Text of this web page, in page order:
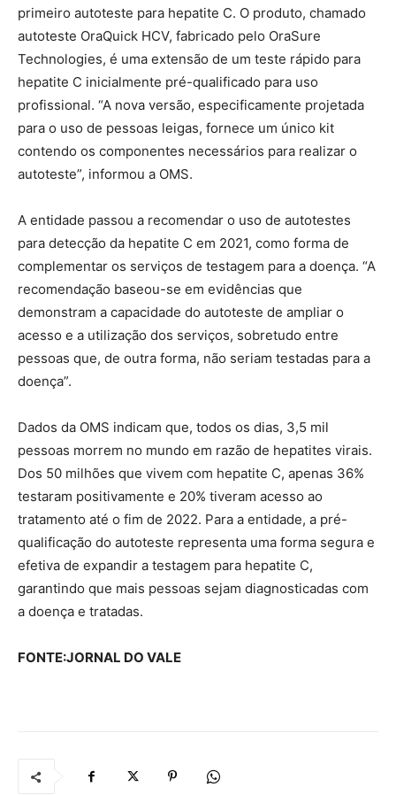
primeiro autoteste para hepatite C. O produto, chamado
autoteste OraQuick HCV, fabricado pelo OraSure
Technologies, é uma extensão de um teste rápido para
hepatite C inicialmente pré-qualificado para uso
profissional. “A nova versão, especificamente projetada
para o uso de pessoas leigas, fornece um único kit
contendo os componentes necessários para realizar o
autoteste”, informou a OMS.
A entidade passou a recomendar o uso de autotestes
para detecção da hepatite C em 2021, como forma de
complementar os serviços de testagem para a doença. “A
recomendação baseou-se em evidências que
demonstram a capacidade do autoteste de ampliar o
acesso e a utilização dos serviços, sobretudo entre
pessoas que, de outra forma, não seriam testadas para a
doença”.
Dados da OMS indicam que, todos os dias, 3,5 mil
pessoas morrem no mundo em razão de hepatites virais.
Dos 50 milhões que vivem com hepatite C, apenas 36%
testaram positivamente e 20% tiveram acesso ao
tratamento até o fim de 2022. Para a entidade, a pré-
qualificação do autoteste representa uma forma segura e
efetiva de expandir a testagem para hepatite C,
garantindo que mais pessoas sejam diagnosticadas com
a doença e tratadas.
FONTE:JORNAL DO VALE